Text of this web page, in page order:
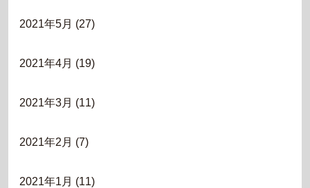
2021年5月 (27)
2021年4月 (19)
2021年3月 (11)
2021年2月 (7)
2021年1月 (11)